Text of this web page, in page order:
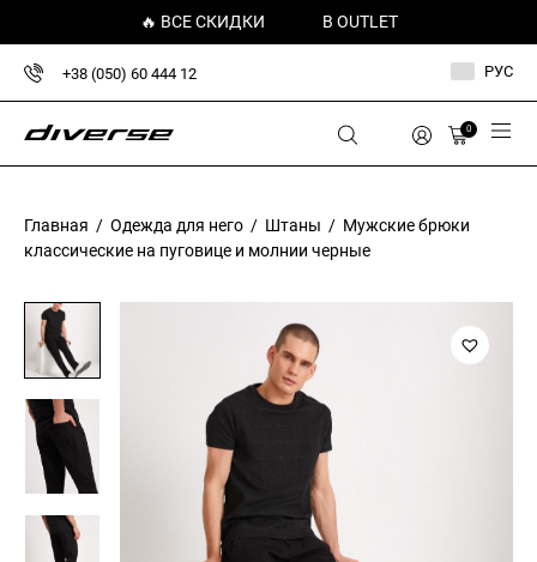
🔥 ВСЕ СКИДКИ В OUTLET
+38 (050) 60 444 12 РУС
0
Главная / Одежда для него / Штаны / Мужские брюки
классические на пуговице и молнии черные